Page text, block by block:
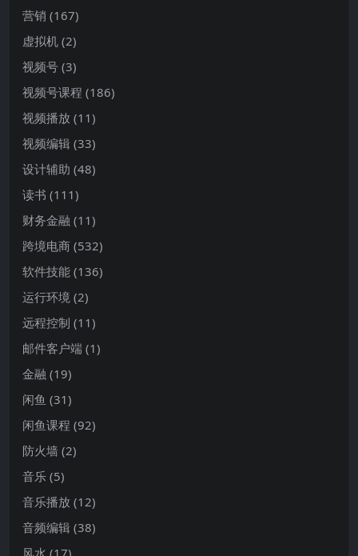
营销 (167)
虚拟机 (2)
视频号 (3)
视频号课程 (186)
视频播放 (11)
视频编辑 (33)
设计辅助 (48)
读书 (111)
财务金融 (11)
跨境电商 (532)
软件技能 (136)
运行环境 (2)
远程控制 (11)
邮件客户端 (1)
金融 (19)
闲鱼 (31)
闲鱼课程 (92)
防火墙 (2)
音乐 (5)
音乐播放 (12)
音频编辑 (38)